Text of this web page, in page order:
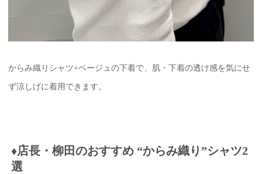
からみ織りシャツ+ベージュの下着で、肌・下着の透け感を気にせ
ず涼しげに着用できます。
♦店長・柳田のおすすめ “からみ織り”シャツ2
選